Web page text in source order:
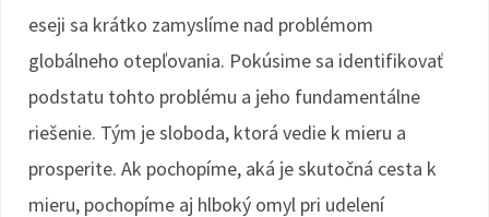
eseji sa krátko zamyslíme nad problémom
globálneho otepľovania. Pokúsime sa identifikovať
podstatu tohto problému a jeho fundamentálne
riešenie. Tým je sloboda, ktorá vedie k mieru a
prosperite. Ak pochopíme, aká je skutočná cesta k
mieru, pochopíme aj hlboký omyl pri udelení